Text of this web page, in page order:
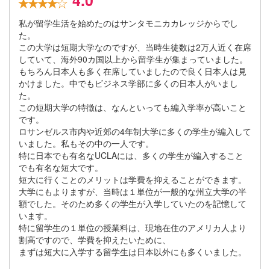
私が留学生活を始めたのはサンタモニカカレッジからでし
た。
この大学は短期大学なのですが、当時生徒数は2万人近く在席
していて、海外90カ国以上から留学生が集まっていました。
もちろん日本人も多く在席していましたので良く日本人は見
かけました。中でもビジネス学部に多くの日本人がいまし
た。
この短期大学の特徴は、なんといっても編入学率が高いこと
です。
ロサンゼルス市内や近郊の4年制大学に多くの学生が編入して
いました。私もその中の一人です。
特に日本でも有名なUCLAには、多くの学生が編入すること
でも有名な短大です。
短大に行くことのメリットは学費を抑えることができます。
大学にもよりますが、当時は１単位が一般的な州立大学の半
額でした。そのため多くの学生が入学していたのを記憶して
います。
特に留学生の１単位の授業料は、現地在住のアメリカ人より
割高ですので、学費を抑えたいために、
まずは短大に入学する留学生は日本以外にも多くいました。